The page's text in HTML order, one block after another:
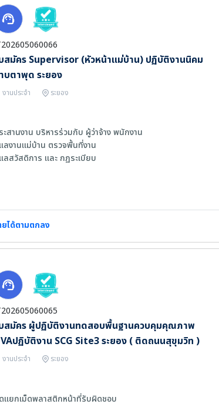
สมัคร Supervisor (หัวหน้าแม่บ้าน) ปฏิบัติงานนิคม
บตาพุด ระยอง
งานประจำ ระยอง
ะสานงาน บริหารร่วมกับ ผู้ว่าจ้าง พนักงาน
เลงานเเม่บ้าน ตรวจพื้นที่งาน
เลสวัสดิการ เเละ กฏระเบียบ
วุฒิ ม.6 ขึ้นไป
มีประสบการณ์ตามตำแหน่งงานอย่างน้อย 6 เดือน
มีทักษะในการสื่อสาร ติดต่อประสานงาน
ปฏิบัติตนตามกฏระเบียบได้ดี
มีความรับผิดชอบสูง กระตือรือร้นในการทำงาน
ยได้ตามตกลง
สมัคร ผู้ปฏิบัติงานทดสอบพื้นฐานควบคุมคุณภาพ
ปฏิบัติงาน SCG Site3 ระยอง ( ติดถนนสุขุมวิท )
งานประจำ ระยอง
เเยกเม็ดพลาสติกหน้าที่รับผิดชอบ